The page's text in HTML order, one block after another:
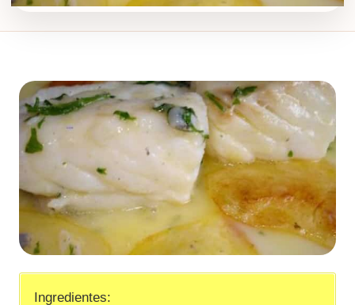
Ingredientes: